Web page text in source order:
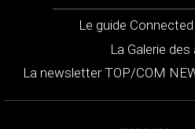
Le guide
La Galerie
La newsletter TOP/COM